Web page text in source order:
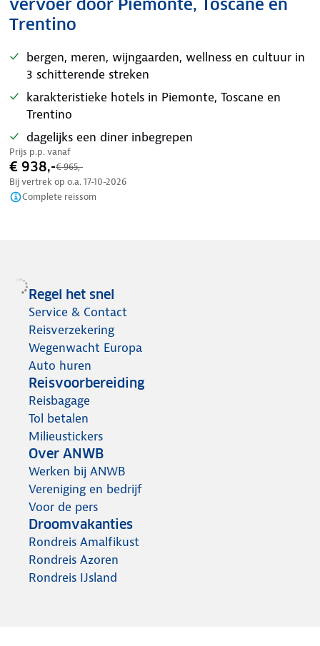
vervoer door Piemonte, Toscane en
Trentino
bergen, meren, wijngaarden, wellness en cultuur in
3 schitterende streken
karakteristieke hotels in Piemonte, Toscane en
Trentino
dagelijks een diner inbegrepen
Prijs p.p. vanaf
€ 938,-€ 965,-
Bij vertrek op o.a. 17-10-2026
Complete reissom
Regel het snel
Service & Contact
Reisverzekering
Wegenwacht Europa
Auto huren
Reisvoorbereiding
Reisbagage
Tol betalen
Milieustickers
Over ANWB
Werken bij ANWB
Vereniging en bedrijf
Voor de pers
Droomvakanties
Rondreis Amalfikust
Rondreis Azoren
Rondreis IJsland